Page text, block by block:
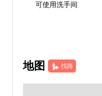
可使用洗手间
地图 找路